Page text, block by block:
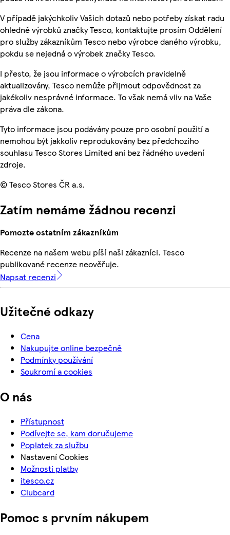
V případě jakýchkoliv Vašich dotazů nebo potřeby získat radu
ohledně výrobků značky Tesco, kontaktujte prosím Oddělení
pro služby zákazníkům Tesco nebo výrobce daného výrobku,
pokdu se nejedná o výrobek značky Tesco.
I přesto, že jsou informace o výrobcích pravidelně
aktualizovány, Tesco nemůže přijmout odpovědnost za
jakékoliv nesprávné informace. To však nemá vliv na Vaše
práva dle zákona.
Tyto informace jsou podávány pouze pro osobní použití a
nemohou být jakkoliv reprodukovány bez předchozího
souhlasu Tesco Stores Limited ani bez řádného uvedení
zdroje.
© Tesco Stores ČR a.s.
Zatím nemáme žádnou recenzi
Pomozte ostatním zákazníkům
Recenze na našem webu píší naši zákazníci. Tesco
publikované recenze neověřuje.
Napsat recenzi
Užitečné odkazy
Cena
Nakupujte online bezpečně
Podmínky používání
Soukromí a cookies
O nás
Přístupnost
Podívejte se, kam doručujeme
Poplatek za službu
Nastavení Cookies
Možnosti platby
itesco.cz
Clubcard
Pomoc s prvním nákupem